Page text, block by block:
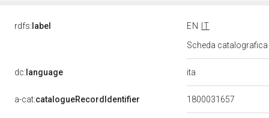
rdfs: label EN
IT
Scheda
dc: language ita
a-cat:catalogueRecordIdentifier 1800031657